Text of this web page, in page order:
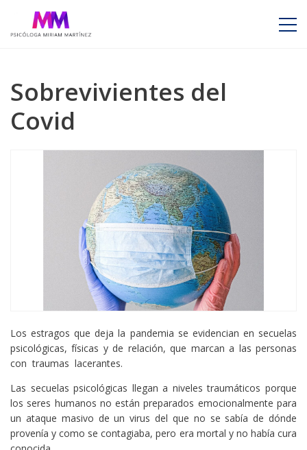
Sobrevivientes del
Covid
Los estragos que deja la pandemia se evidencian en secuelas
psicológicas, físicas y de relación, que marcan a las personas
con traumas lacerantes.
Las secuelas psicológicas llegan a niveles traumáticos porque
los seres humanos no están preparados emocionalmente para
un ataque masivo de un virus del que no se sabía de dónde
provenía y como se contagiaba, pero era mortal y no había cura